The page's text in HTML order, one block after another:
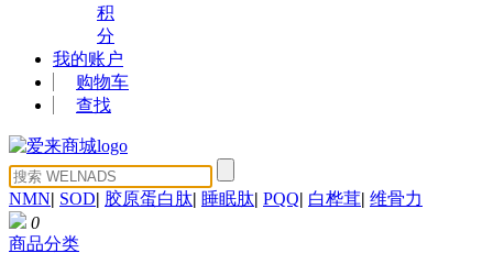
积
分
我的账户
购物车
查找
NMN| SOD| 胶原蛋白肽| 睡眠肽| PQQ| 白桦茸| 维骨力
0
商品分类